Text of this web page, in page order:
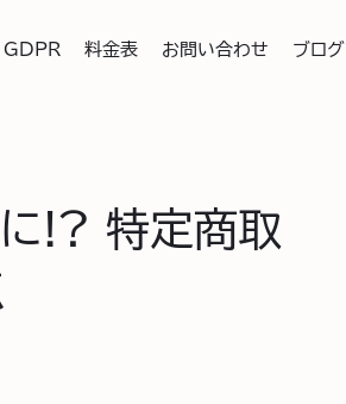
GDPR 料金表 お問い合わせ ブログ
!? 特定商取